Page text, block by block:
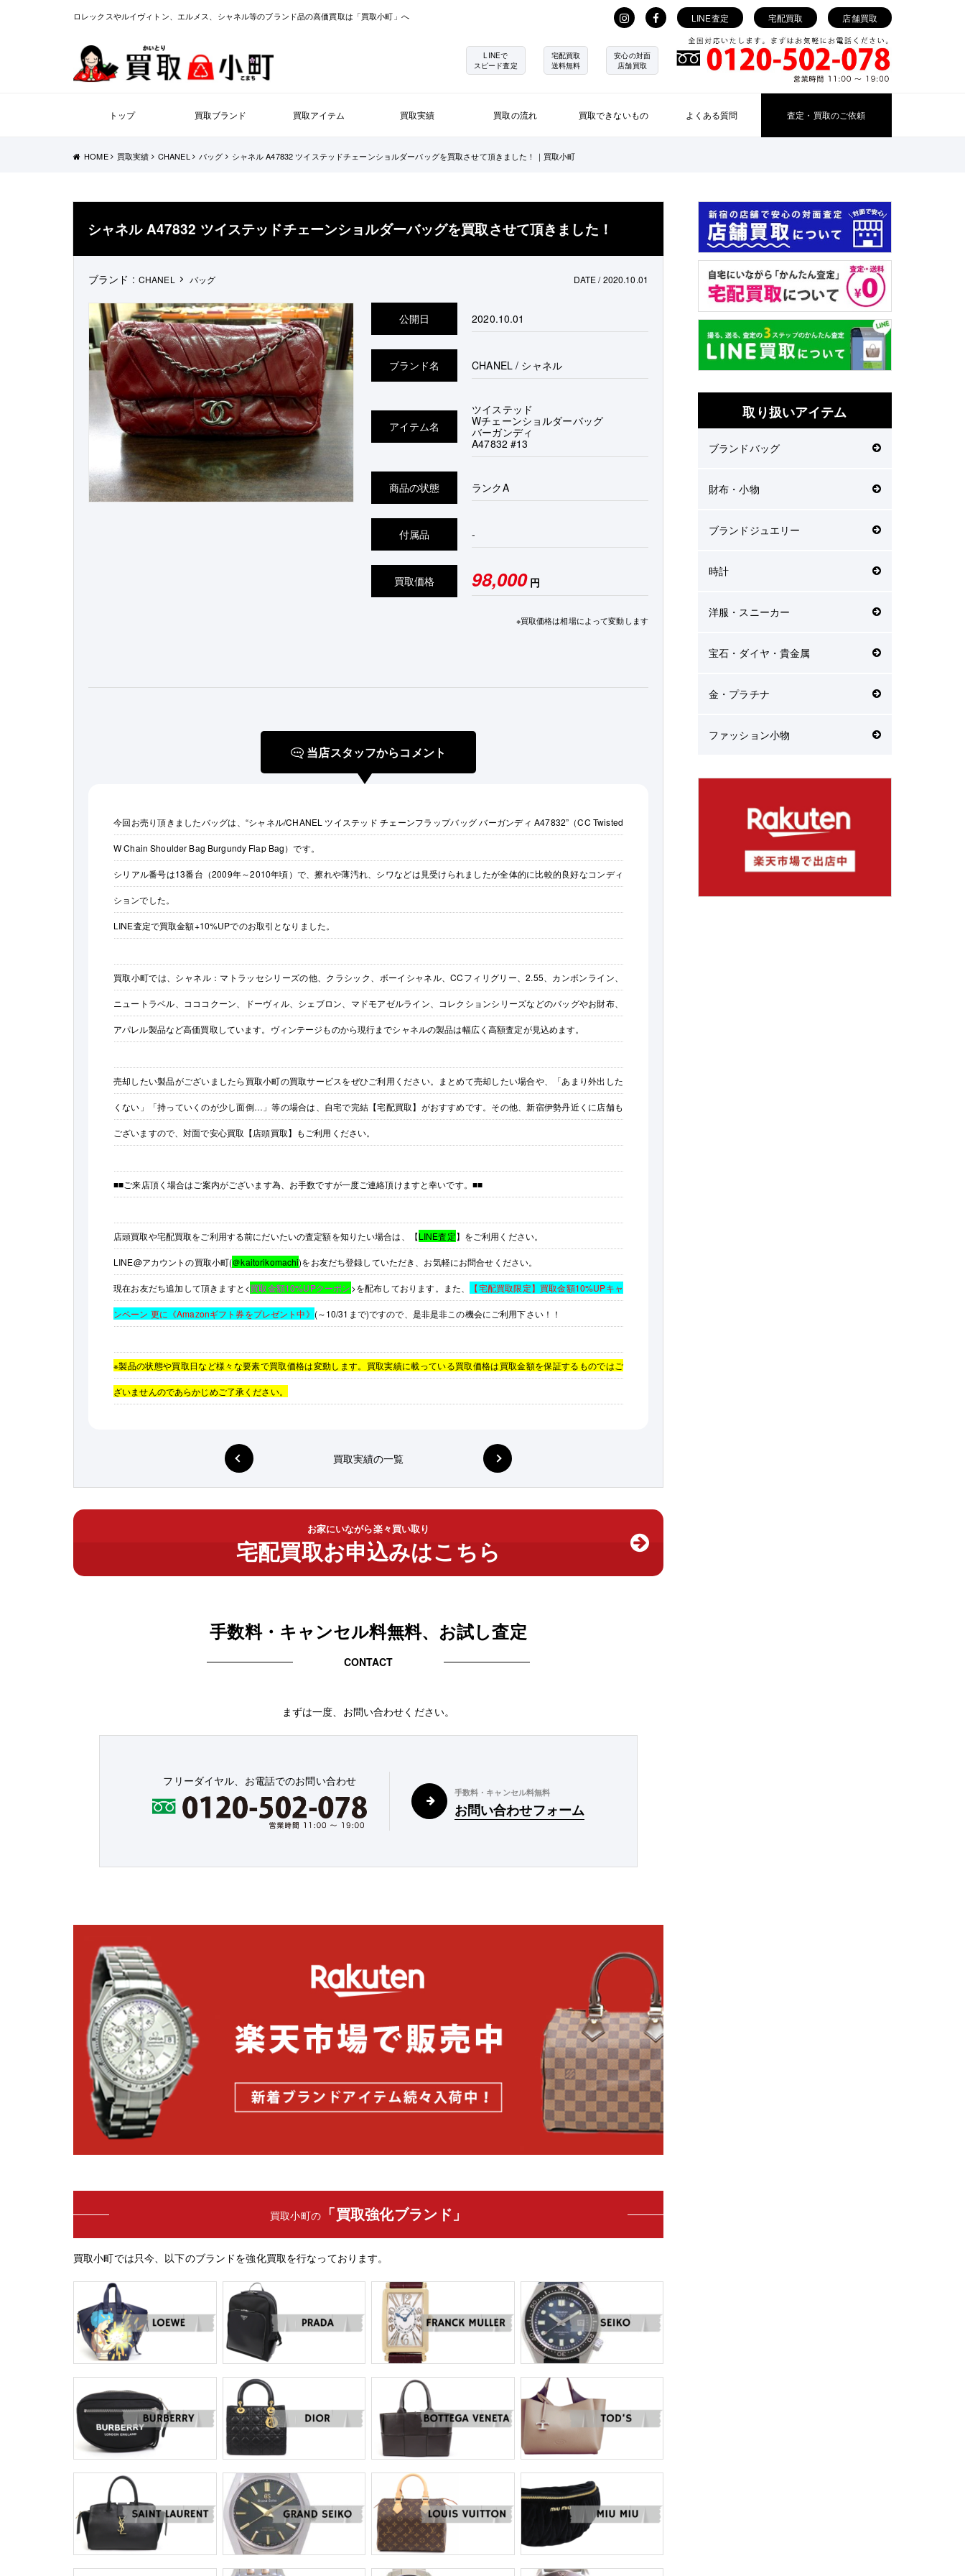
ロレックスやルイヴィトン、エルメス、シャネル等のブランド品の高価買取は「買取小町」へ LINE査定 宅配買取 店舗買取
LINEで
スピード査定
宅配買取
送料無料
安心の対面
店舗買取
トップ 買取ブランド 買取アイテム 買取実績 買取の流れ 買取できないもの よくある質問 査定・買取のご依頼
HOME 買取実績 CHANEL バッグ シャネル A47832 ツイステッドチェーンショルダーバッグを買取させて頂きました！｜買取小町
シャネル A47832 ツイステッドチェーンショルダーバッグを買取させて頂きました！
ブランド : CHANEL バッグ DATE / 2020.10.01
公開日 2020.10.01
ブランド名 CHANEL / シャネル
アイテム名
ツイステッド
Wチェーンショルダーバッグ
バーガンディ
A47832 #13
商品の状態 ランクA
付属品 -
買取価格 98,000円
※買取価格は相場によって変動します
当店スタッフからコメント
今回お売り頂きましたバッグは、“シャネル/CHANEL ツイステッド チェーンフラップバッグ バーガンディ A47832”（CC Twisted
W Chain Shoulder Bag Burgundy Flap Bag）です。
シリアル番号は13番台（2009年～2010年頃）で、擦れや薄汚れ、シワなどは見受けられましたが全体的に比較的良好なコンディ
ションでした。
LINE査定で買取金額+10%UPでのお取引となりました。
買取小町では、シャネル：マトラッセシリーズの他、クラシック、ボーイシャネル、CCフィリグリー、2.55、カンボンライン、
ニュートラベル、コココクーン、ドーヴィル、シェブロン、マドモアゼルライン、コレクションシリーズなどのバッグやお財布、
アパレル製品など高価買取しています。ヴィンテージものから現行までシャネルの製品は幅広く高額査定が見込めます。
売却したい製品がございましたら買取小町の買取サービスをぜひご利用ください。まとめて売却したい場合や、「あまり外出した
くない」「持っていくのが少し面倒…」等の場合は、自宅で完結【宅配買取】がおすすめです。その他、新宿伊勢丹近くに店舗も
ございますので、対面で安心買取【店頭買取】もご利用ください。
■■ご来店頂く場合はご案内がございます為、お手数ですが一度ご連絡頂けますと幸いです。■■
店頭買取や宅配買取をご利用する前にだいたいの査定額を知りたい場合は、【LINE査定】をご利用ください。
LINE@アカウントの買取小町(＠kaitorikomachi)をお友だち登録していただき、お気軽にお問合せください。
現在お友だち追加して頂きますと<買取金額10%UPクーポン>を配布しております。また、 【宅配買取限定】買取金額10%UPキャ
ンペーン 更に《Amazonギフト券をプレゼント中》 (～10/31まで)ですので、是非是非この機会にご利用下さい！！
※製品の状態や買取日など様々な要素で買取価格は変動します。買取実績に載っている買取価格は買取金額を保証するものではご
ざいませんのであらかじめご了承ください。
買取実績の一覧
お家にいながら楽々買い取り
宅配買取お申込みはこちら
手数料・キャンセル料無料、お試し査定
CONTACT
まずは一度、お問い合わせください。
フリーダイヤル、お電話でのお問い合わせ
手数料・キャンセル料無料
お問い合わせフォーム
買取小町の 「買取強化ブランド」
買取小町では只今、以下のブランドを強化買取を行なっております。
取り扱いアイテム
ブランドバッグ
財布・小物
ブランドジュエリー
時計
洋服・スニーカー
宝石・ダイヤ・貴金属
金・プラチナ
ファッション小物